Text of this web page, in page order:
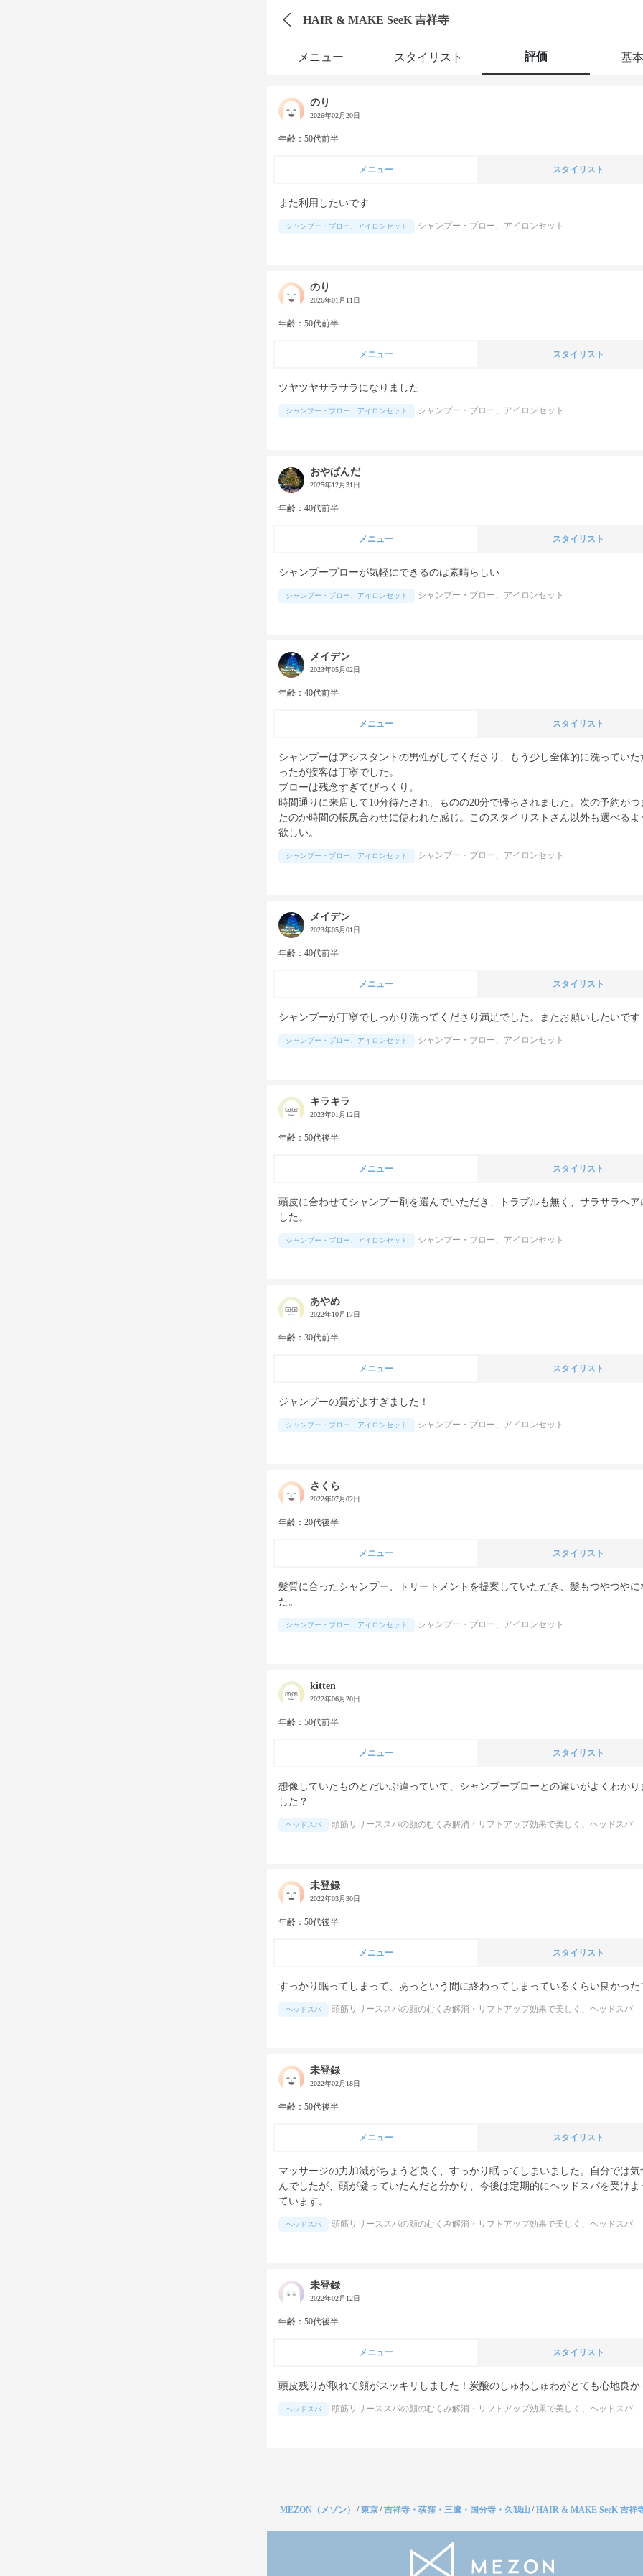
HAIR & MAKE SeeK 吉祥寺
メニュー スタイリスト 評価 基
のり
2026年02月20日
年齢：50代前半
メニュー スタイリスト
また利用したいです
シャンプー・ブロー、アイロンセット シャンプー・ブロー、アイロンセット
のり
2026年01月11日
年齢：50代前半
メニュー スタイリスト
ツヤツヤサラサラになりました
シャンプー・ブロー、アイロンセット シャンプー・ブロー、アイロンセット
おやぱんだ
2025年12月31日
年齢：40代前半
メニュー スタイリスト
シャンプーブローが気軽にできるのは素晴らしい
シャンプー・ブロー、アイロンセット シャンプー・ブロー、アイロンセット
メイデン
2023年05月02日
年齢：40代前半
メニュー スタイリスト
シャンプーはアシスタントの男性がしてくださり、もう少し全体的に洗っていた
ったが接客は丁寧でした。
ブローは残念すぎてびっくり。
時間通りに来店して10分待たされ、ものの20分で帰らされました。次の予約がつ
たのか時間の帳尻合わせに使われた感じ。このスタイリストさん以外も選べるよ
欲しい。
シャンプー・ブロー、アイロンセット シャンプー・ブロー、アイロンセット
メイデン
2023年05月01日
年齢：40代前半
メニュー スタイリスト
シャンプーが丁寧でしっかり洗ってくださり満足でした。またお願いしたいです
シャンプー・ブロー、アイロンセット シャンプー・ブロー、アイロンセット
キラキラ
2023年01月12日
年齢：50代後半
メニュー スタイリスト
頭皮に合わせてシャンプー剤を選んでいただき、トラブルも無く、サラサラヘア
した。
シャンプー・ブロー、アイロンセット シャンプー・ブロー、アイロンセット
あやめ
2022年10月17日
年齢：30代前半
メニュー スタイリスト
ジャンプーの質がよすぎました！
シャンプー・ブロー、アイロンセット シャンプー・ブロー、アイロンセット
さくら
2022年07月02日
年齢：20代後半
メニュー スタイリスト
髪質に合ったシャンプー、トリートメントを提案していただき、髪もつやつやに
た。
シャンプー・ブロー、アイロンセット シャンプー・ブロー、アイロンセット
kitten
2022年06月20日
年齢：50代前半
メニュー スタイリスト
想像していたものとだいぶ違っていて、シャンプーブローとの違いがよくわかり
した？
ヘッドスパ 頭筋リリーススパの顔のむくみ解消・リフトアップ効果で美しく、ヘッドスパ
未登録
2022年03月30日
年齢：50代後半
メニュー スタイリスト
すっかり眠ってしまって、あっという間に終わってしまっているくらい良かった
ヘッドスパ 頭筋リリーススパの顔のむくみ解消・リフトアップ効果で美しく、ヘッドスパ
未登録
2022年02月18日
年齢：50代後半
メニュー スタイリスト
マッサージの力加減がちょうど良く、すっかり眠ってしまいました。自分では気
んでしたが、頭が凝っていたんだと分かり、今後は定期的にヘッドスパを受けよ
ています。
ヘッドスパ 頭筋リリーススパの顔のむくみ解消・リフトアップ効果で美しく、ヘッドスパ
未登録
2022年02月12日
年齢：50代後半
メニュー スタイリスト
頭皮残りが取れて顔がスッキリしました！炭酸のしゅわしゅわがとても心地良か
ヘッドスパ 頭筋リリーススパの顔のむくみ解消・リフトアップ効果で美しく、ヘッドスパ
MEZON（メゾン） /東京/吉祥寺・荻窪・三鷹・国分寺・久我山 /HAIR & MAKE SeeK 吉祥